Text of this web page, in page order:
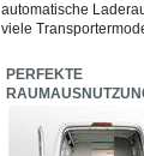
automatische
viele
PERFEKTE